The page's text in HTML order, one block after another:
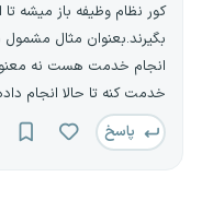
کور نظام وظیفه باز میشه
بگیرند.بعنوان مثال مشمول
انجام خدمت هست نه
خدمت کنه تا حالا انجام
پاسخ